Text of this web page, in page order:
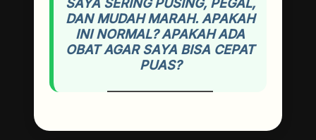
SAYA SERING PUSING, PEGAL,
DAN MUDAH MARAH. APAKAH
INI NORMAL? APAKAH ADA
OBAT AGAR SAYA BISA CEPAT
PUAS?